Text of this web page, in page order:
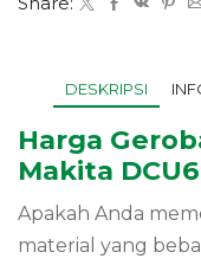
DESKRIPSI
Harga
Makita
Apakah Anda
material yang